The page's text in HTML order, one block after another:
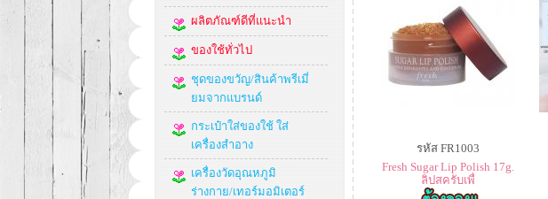
ผลิตภัณฑ์ดีที่แนะนำ
ของใช้ทั่วไป
ชุดของขวัญ/สินค้าพรีเมี่
ยมจากแบรนด์
กระเป๋าใส่ของใช้ ใส่
เครื่องสำอาง
เครื่องวัดอุณหภูมิ
ร่างกาย/เทอร์มอมิเตอร์
รหัส FR1003
Fresh Sugar Lip Polish 17g.
ลิปสครับเพื่